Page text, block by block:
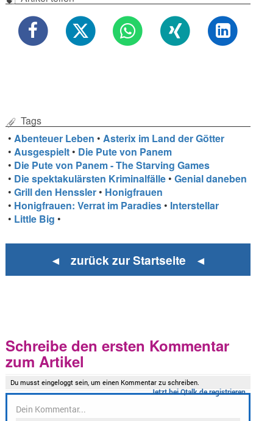
Tags
•Abenteuer Leben •Asterix im Land der Götter
•Ausgespielt • Die Pute von Panem
• Die Pute von Panem - The Starving Games
• Die spektakulärsten Kriminalfälle •Genial daneben
•Grill den Henssler • Honigfrauen
• Honigfrauen: Verrat im Paradies • Interstellar
• Little Big •
◄ zurück zur Startseite ◄
Schreibe den ersten Kommentar
zum Artikel